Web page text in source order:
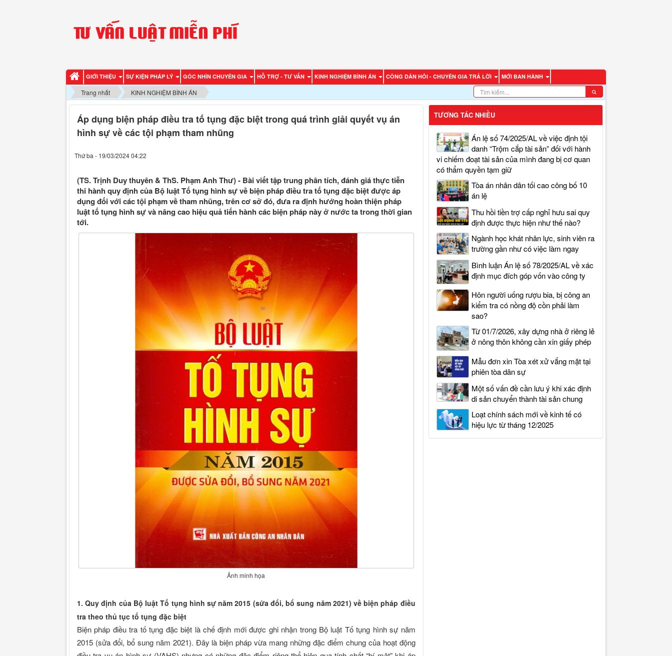
GIỚI THIỆU SỰ KIỆN PHÁP LÝ GÓC NHÌN CHUYÊN GIA HỖ TRỢ - TƯ VẤN KINH NGHIỆM BÌNH ÁN CÔNG DÂN HỎI - CHUYÊN GIA TRẢ LỜI MỚI BAN HÀNH
Trang nhất KINH NGHIỆM BÌNH ÁN
Áp dụng biện pháp điều tra tố tụng đặc biệt trong quá trình giải quyết vụ án
hình sự về các tội phạm tham nhũng
Thứ ba - 19/03/2024 04:22
(TS. Trịnh Duy thuyên & ThS. Phạm Anh Thư) - Bài viết tập trung phân tích, đánh giá thực tiễn
thi hành quy định của Bộ luật Tố tụng hình sự về biện pháp điều tra tố tụng đặc biệt được áp
dụng đối với các tội phạm về tham nhũng, trên cơ sở đó, đưa ra định hướng hoàn thiện pháp
luật tố tụng hình sự và nâng cao hiệu quả tiến hành các biện pháp này ở nước ta trong thời gian
tới.
Ảnh minh họa
1. Quy định của Bộ luật Tố tụng hình sự năm 2015 (sửa đổi, bổ sung năm 2021) về biện pháp điều
tra theo thủ tục tố tụng đặc biệt
Biện pháp điều tra tố tụng đặc biệt là chế định mới được ghi nhận trong Bộ luật Tố tụng hình sự năm
2015 (sửa đổi, bổ sung năm 2021). Đây là biện pháp vừa mang những đặc điểm chung của hoạt động
TƯƠNG TÁC NHIỀU
Án lệ số 74/2025/AL về việc định tội
danh “Trộm cắp tài sản” đối với hành
vi chiếm đoạt tài sản của mình đang bị cơ quan
có thẩm quyền tạm giữ
Tòa án nhân dân tối cao công bố 10
án lệ
Thu hồi tiền trợ cấp nghỉ hưu sai quy
định được thực hiện như thế nào?
Ngành học khát nhân lực, sinh viên ra
trường gần như có việc làm ngay
Bình luận Án lệ số 78/2025/AL về xác
định mục đích góp vốn vào công ty
Hôn người uống rượu bia, bị công an
kiểm tra có nồng độ cồn phải làm
sao?
Từ 01/7/2026, xây dựng nhà ở riêng lẻ
ở nông thôn không cần xin giấy phép
Mẫu đơn xin Tòa xét xử vắng mặt tại
phiên tòa dân sự
Một số vấn đề cần lưu ý khi xác định
di sản chuyển thành tài sản chung
Loạt chính sách mới về kinh tế có
hiệu lực từ tháng 12/2025